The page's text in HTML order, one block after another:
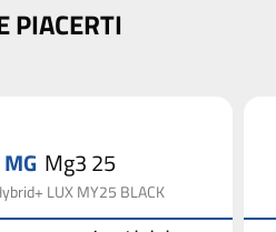
PIACERTI
MG Mg3 25
LUX MY25 BLACK